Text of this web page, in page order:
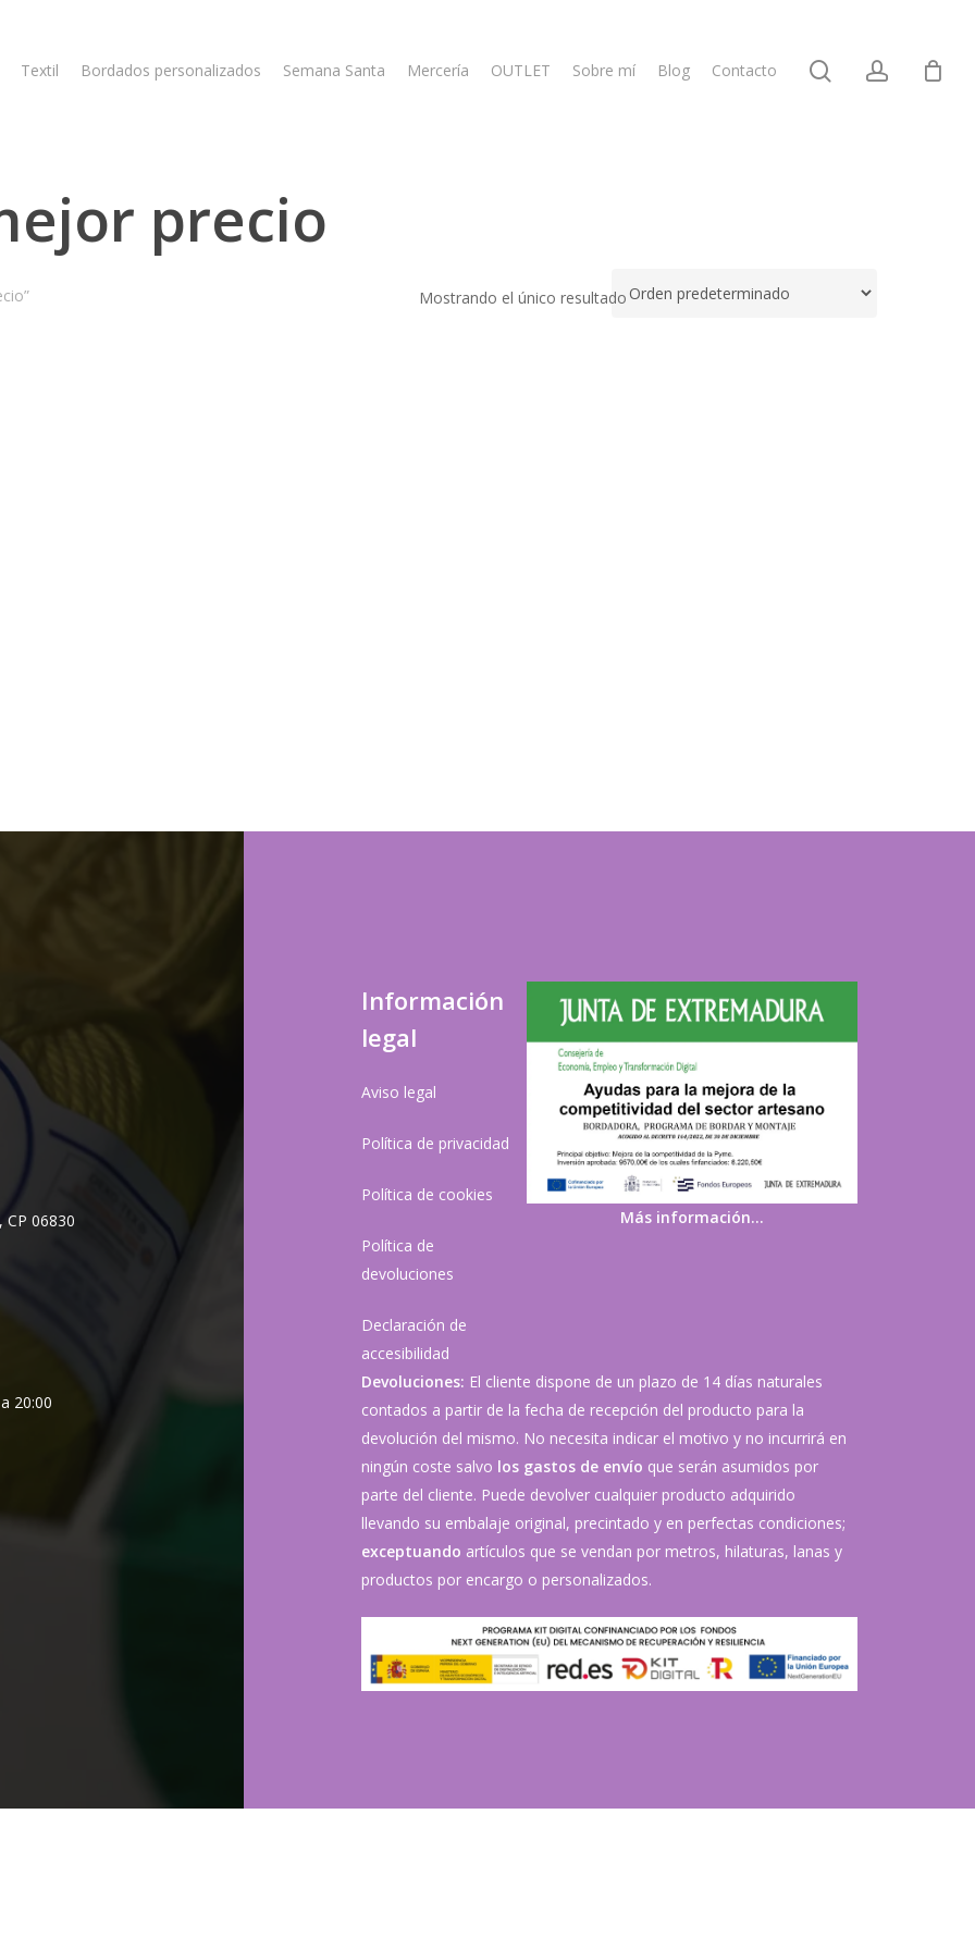
Textil Bordados personalizados Semana Santa Mercería OUTLET Sobre mí Blog Contacto searchaccount
precio
Mostrando el único resultado
06830
20:00
Información
legal
Aviso legal
Política de privacidad
Política de cookies
Política de
devoluciones
Declaración de
accesibilidad
Más información…
Devoluciones: El cliente dispone de un plazo de 14 días naturales
contados a partir de la fecha de recepción del producto para la
devolución del mismo. No necesita indicar el motivo y no incurrirá en
ningún coste salvo los gastos de envío que serán asumidos por
parte del cliente. Puede devolver cualquier producto adquirido
llevando su embalaje original, precintado y en perfectas condiciones;
exceptuando artículos que se vendan por metros, hilaturas, lanas y
productos por encargo o personalizados.